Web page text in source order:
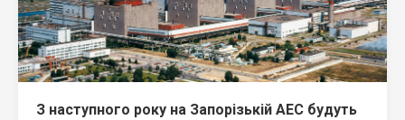
З наступного року на Запорізькій АЕС будуть